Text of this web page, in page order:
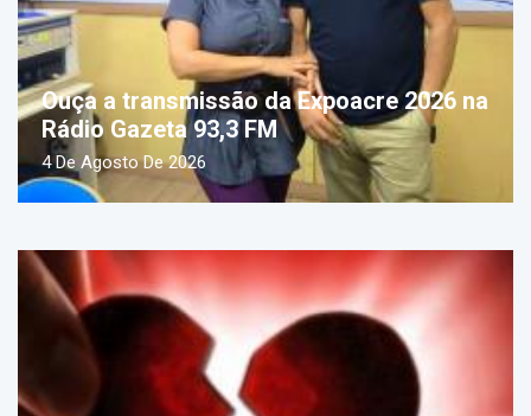
Ouça a transmissão da Expoacre 2026 na
Rádio Gazeta 93,3 FM
4 De Agosto De 2026